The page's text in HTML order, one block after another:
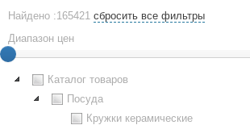
Найдено :165421 сбросить все фильтры
Диапазон цен
Каталог товаров
Посуда
Кружки керамические